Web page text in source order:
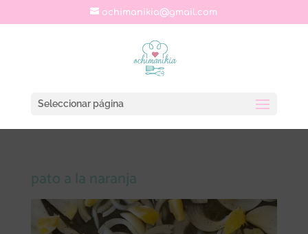
ochimanikia@gmail.com
Seleccionar página
pato a la naranja